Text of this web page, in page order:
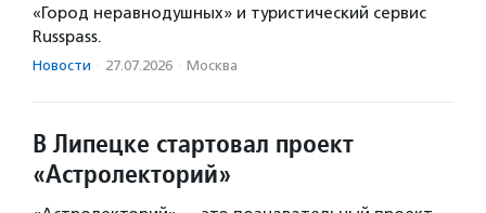
«Город неравнодушных» и туристический сервис
Russpass.
Новости · 27.07.2026 · Москва
В Липецке стартовал проект
«Астролекторий»